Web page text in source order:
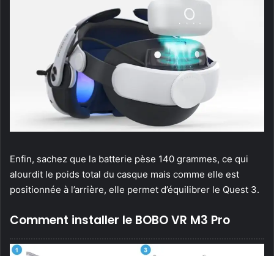
Enfin, sachez que la batterie pèse 140 grammes, ce qui
alourdit le poids total du casque mais comme elle est
positionnée à l’arrière, elle permet d’équilibrer le Quest 3.
Comment installer le BOBO VR M3 Pro